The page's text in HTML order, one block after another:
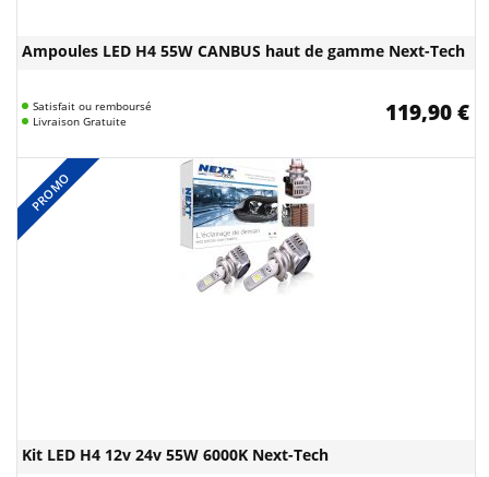
Ampoules LED H4 55W CANBUS haut de gamme Next-Tech
Satisfait ou remboursé
Livraison Gratuite
119,90 €
PROMO
Kit LED H4 12v 24v 55W 6000K Next-Tech